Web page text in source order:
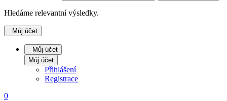
Hledáme relevantní výsledky.
Můj účet
Můj účet
Můj účet
Přihlášení
Registrace
0